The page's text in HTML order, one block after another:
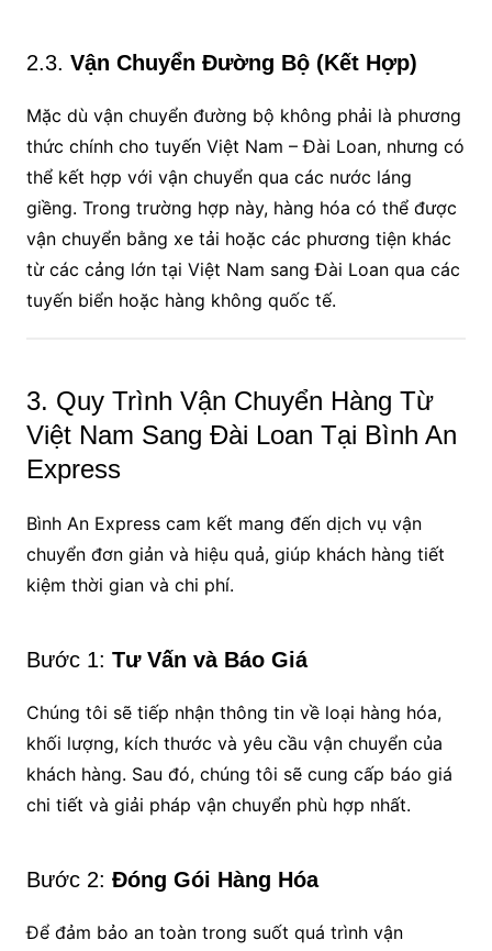
2.3. Vận Chuyển Đường Bộ (Kết Hợp)
Mặc dù vận chuyển đường bộ không phải là phương
thức chính cho tuyến Việt Nam – Đài Loan, nhưng có
thể kết hợp với vận chuyển qua các nước láng
giềng. Trong trường hợp này, hàng hóa có thể được
vận chuyển bằng xe tải hoặc các phương tiện khác
từ các cảng lớn tại Việt Nam sang Đài Loan qua các
tuyến biển hoặc hàng không quốc tế.
3. Quy Trình Vận Chuyển Hàng Từ
Việt Nam Sang Đài Loan Tại Bình An
Express
Bình An Express cam kết mang đến dịch vụ vận
chuyển đơn giản và hiệu quả, giúp khách hàng tiết
kiệm thời gian và chi phí.
Bước 1: Tư Vấn và Báo Giá
Chúng tôi sẽ tiếp nhận thông tin về loại hàng hóa,
khối lượng, kích thước và yêu cầu vận chuyển của
khách hàng. Sau đó, chúng tôi sẽ cung cấp báo giá
chi tiết và giải pháp vận chuyển phù hợp nhất.
Bước 2: Đóng Gói Hàng Hóa
Để đảm bảo an toàn trong suốt quá trình vận